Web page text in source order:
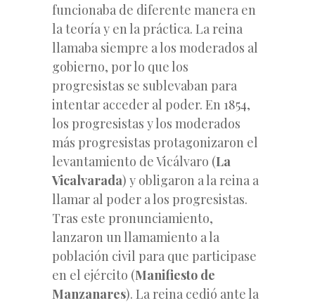
funcionaba de diferente manera en
la teoría y en la práctica. La reina
llamaba siempre a los moderados al
gobierno, por lo que los
progresistas se sublevaban para
intentar acceder al poder. En 1854,
los progresistas y los moderados
más progresistas protagonizaron el
levantamiento de Vicálvaro (La
Vicalvarada) y obligaron a la reina a
llamar al poder a los progresistas.
Tras este pronunciamiento,
lanzaron un llamamiento a la
población civil para que participase
en el ejército (Manifiesto de
Manzanares). La reina cedió ante la